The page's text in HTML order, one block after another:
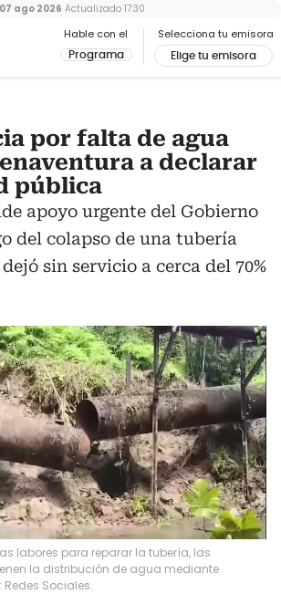
Hable con el
Programa
Selecciona tu emisora
Elige tu emisora
07 ago 2026 Actualizado 17:30
por falta de agua
a declarar
pública
apoyo urgente del Gobierno
del colapso de una tubería
sin servicio a cerca del 70%
labores para reparar la tubería, las
la distribución de agua mediante
Sociales.